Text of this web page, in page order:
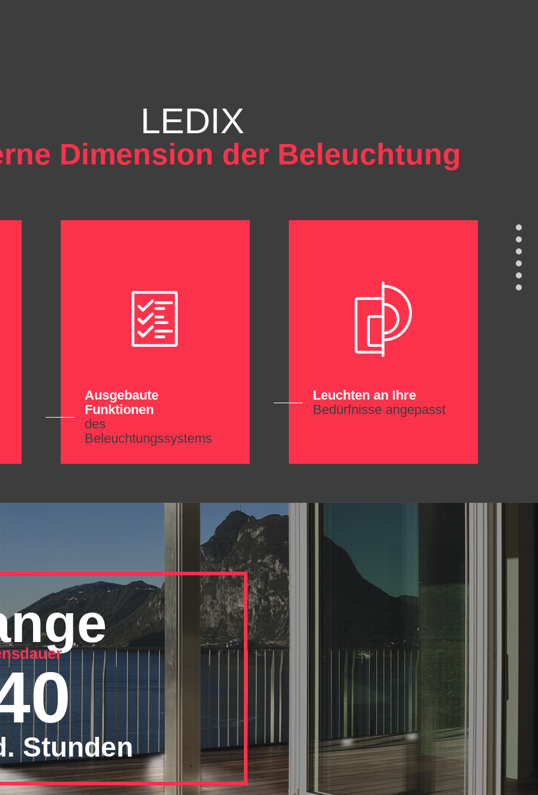
LEDIX
Dimension der Beleuchtung
Ausgebaute
Funktionen
des
Beleuchtungssystems
Leuchten an Ihre
Bedürfnisse angepasst
Stunden